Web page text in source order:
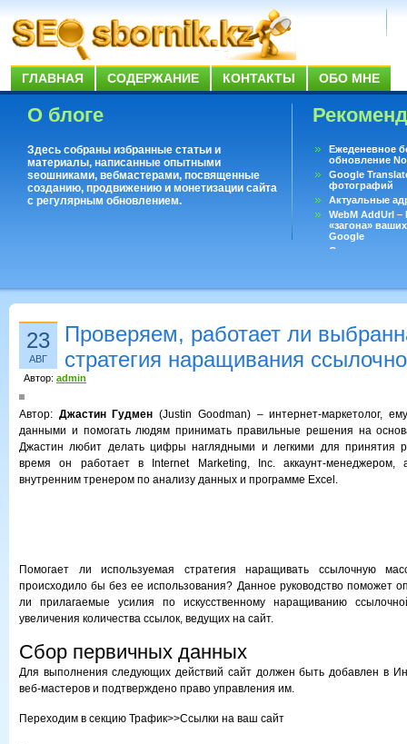
ГЛАВНАЯ СОДЕРЖАНИЕ КОНТАКТЫ ОБО МНЕ
О блоге
Здесь собраны избранные статьи и
материалы, написанные опытными
seoшниками, вебмастерами, посвященные
созданию, продвижению и монетизации сайта
с регулярным обновлением.
Ежеденевное
обновление
Google
фотографий
Актуальные
WebM AddUrl
«загона»
Google
Существует
23
АВГ
Проверяем, работает ли
стратегия наращивания
Автор: admin
Автор: Джастин Гудмен (Justin Goodman) – интернет-маркетолог,
данными и помогать людям принимать правильные решения на
Джастин любит делать цифры наглядными и легкими для принятия
время он работает в Internet Marketing, Inc. аккаунт-менеджером,
внутренним тренером по анализу данных и программе Excel.
Помогает ли используемая стратегия наращивать ссылочную
происходило бы без ее использования? Данное руководство поможет
ли прилагаемые усилия по искусственному наращиванию
увеличения количества ссылок, ведущих на сайт.
Сбор первичных данных
Для выполнения следующих действий сайт должен быть добавлен в
веб-мастеров и подтверждено право управления им.
Переходим в секцию Трафик>>Ссылки на ваш сайт